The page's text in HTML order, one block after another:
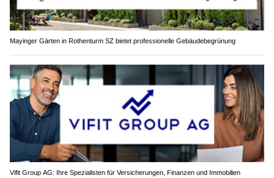
Mayinger Gärten in Rothenturm SZ bietet professionelle Gebäudebegrünung
Vifit Group AG: Ihre Spezialisten für Versicherungen, Finanzen und Immobilien